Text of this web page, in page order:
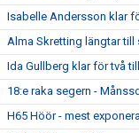
Isabelle Andersson klar
Alma Skretting längtar till
Ida Gullberg klar för två
18:e raka segern -
H65 Höör - mest